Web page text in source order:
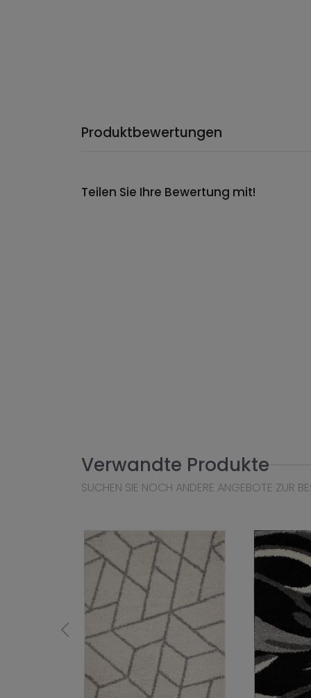
Produktbewertungen
Teilen Sie Ihre Bewertung mit!
Verwandte Produkte
SUCHEN SIE NOCH ANDERE ANGEBOTE ZUR